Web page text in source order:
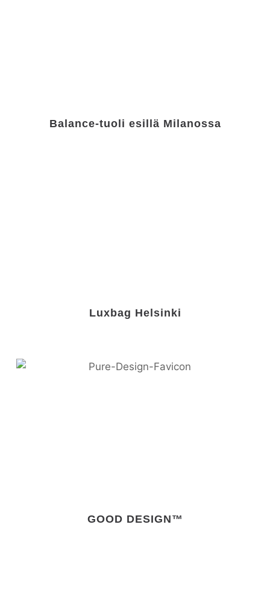
Balance-tuoli esillä Milanossa
Luxbag Helsinki
GOOD DESIGN™